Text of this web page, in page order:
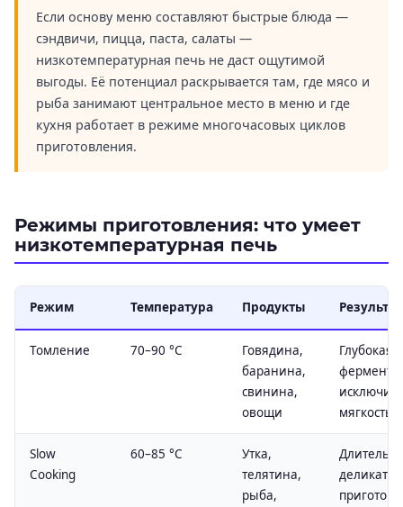
Если основу меню составляют быстрые блюда —
сэндвичи, пицца, паста, салаты —
низкотемпературная печь не даст ощутимой
выгоды. Её потенциал раскрывается там, где мясо и
рыба занимают центральное место в меню и где
кухня работает в режиме многочасовых циклов
приготовления.
Режимы приготовления: что умеет
низкотемпературная печь
Режим Температура Продукты Результат
Томление 70–90 °C
Говядина,
баранина,
свинина,
овощи
Глубокая
мягкость
Slow
Cooking
60–85 °C
Утка,
телятина,
рыба,